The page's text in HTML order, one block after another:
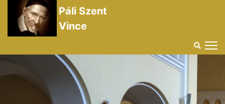
Páli Szent
Vince